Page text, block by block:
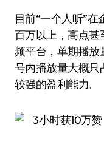
目前“一个人听”
百万以上，高点
频平台，单期播
号内播放量大概只
较强的盈利能力。